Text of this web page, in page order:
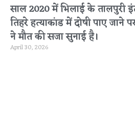
साल 2020 में भिलाई के तालपुरी
तिहरे हत्याकांड में दोषी पाए जाने
ने मौत की सजा सुनाई है।
April 30, 2026